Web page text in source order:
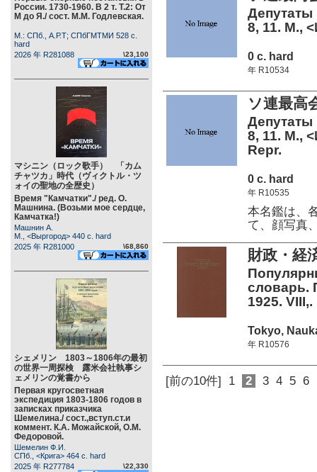
России. 1730-1960. В 2 т. Т.2: От
М до Я./ сост. М.М. Годлевская.
М.: СПб., А.Р.Т; СПбГМТМИ 528 c.
hard
2026 年 R281088
\23,100
マシニン（ロック歌手） 「カム
チャツカ」時代（ヴィクトル・ツ
ォイの聖地の全歴史）
Время "Камчатки"./ ред. О.
Машнина. (Возьми мое сердце,
Камчатка!)
Машнин А.
М., <Выргород> 440 c. hard
2025 年 R281000
\68,860
シェメリン 1803～1806年の最初
の世界一周探検 露米会社執事シ
ェメリンの覚書から
Первая кругосветная
экспедиция 1803-1806 годов в
записках приказчика
Шемелина./ сост.,вступ.ст.и
коммент. К.А. Можайской, О.М.
Федоровой.
Шемелин Ф.И.
СПб., <Крига> 464 c. hard
2025 年 R277784
\22,330
8, 11. М.,
0 c. hard
年 R10534
ソ連最
8, 11. М.,
Repr.
0 c. hard
年 R10535
本名鑑は、
て、顔写真
財政・経
словарь.
1925. VIII,.
Tokyo,
年 R10576
[前の10件] 1 2 3 4 5 6